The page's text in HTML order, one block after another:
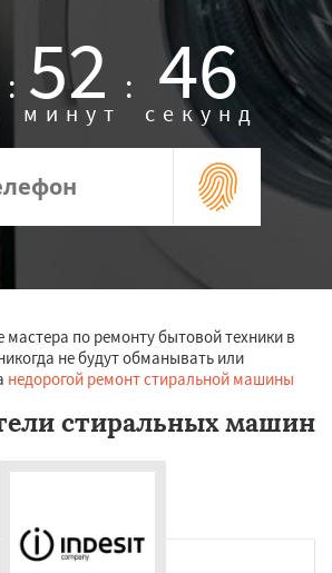
: 52 :
минут 45
секунд
по ремонту бытовой техники в
не будут обманывать или
недорогой ремонт стиральной машины
стиральных машин